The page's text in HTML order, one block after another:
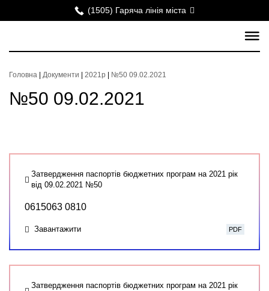
(1505) Гаряча лінія міста
Головна Документи 2021р №50 09.02.2021
№50 09.02.2021
Затвердження паспортів бюджетних програм на 2021 рік
від 09.02.2021 №50
0615063 0810
Завантажити PDF
Затвердження паспортів бюджетних програм на 2021 рік